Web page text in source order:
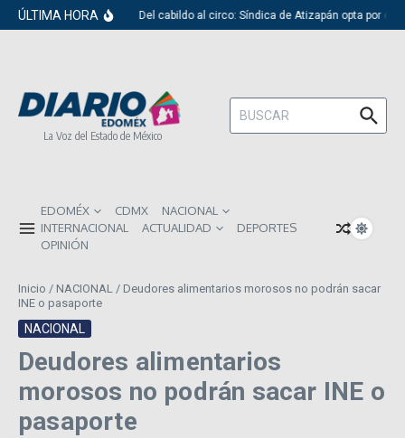
Saltar al contenido
ÚLTIMA HORA Del cabildo al circo: Síndica de Atizapán opta por el
La Voz del Estado de México
Buscar:
EDOMÉX CDMX
NACIONAL
INTERNACIONAL
ACTUALIDAD
DEPORTES
OPINIÓN
Inicio / NACIONAL / Deudores alimentarios morosos no podrán sacar
INE o pasaporte
NACIONAL
Deudores alimentarios
morosos no podrán sacar INE o
pasaporte